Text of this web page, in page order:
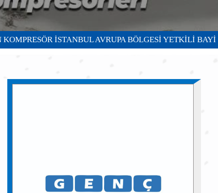
İSTANBUL AVRUPA BÖLGESİ YETKİLİ BAYİ